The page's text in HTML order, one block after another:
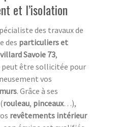
et l’isolation
des travaux de
des particuliers et
Savoie 73,
peut être sollicitée pour
vos
. Grâce à ses
rouleau, pinceaux…),
revêtements intérieur